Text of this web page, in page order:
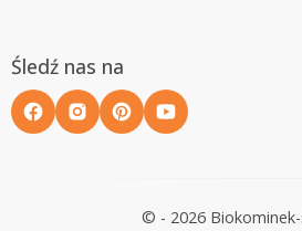
Śledź nas na
© - 2026